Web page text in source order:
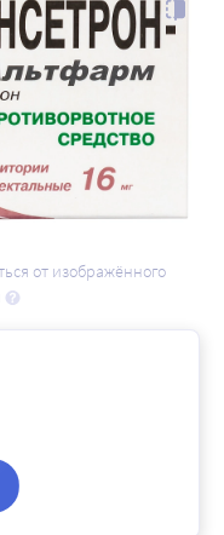
от изображённого